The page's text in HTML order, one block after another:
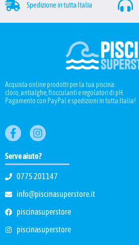
Spedizione in tutta Italia
Acquista online prodotti per la tua piscina:
cloro, antialghe, flocculanti e regolatori di pH.
Pagamento con PayPal e spedizioni in tutta Italia!
Serve aiuto?
0775 201147
info@piscinasuperstore.it
piscinasuperstore
piscinasuperstore